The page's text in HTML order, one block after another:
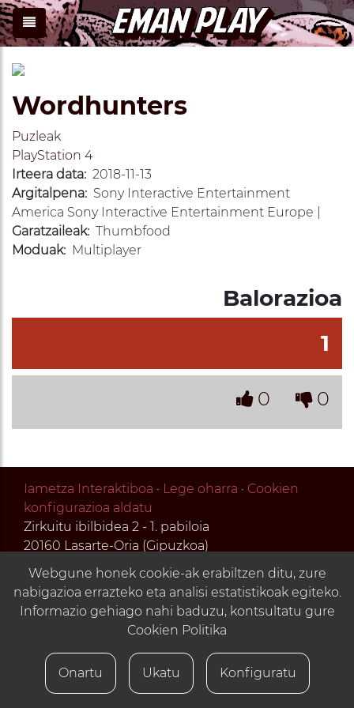
Wordhunters
Puzleak
PlayStation 4
Irteera data: 2018-11-13
Argitalpena: Sony Interactive Entertainment
America Sony Interactive Entertainment Europe |
Garatzaileak: Thumbfood
Moduak: Multiplayer
Balorazioa
1
0 0
Iametza Interaktiboa · Lege oharra · Cookien
konfigurazioa aldatu
Zirkuitu ibilbidea 2 - 1. pabiloia
20160 Lasarte-Oria (Gipuzkoa)
T (+34) 943 376 716
kaixo@iametza.eus
Webgune honek cookie-ak erabiltzen ditu, zure
nabigazioa errazteko eta analisi estatistikoak egiteko.
Informazio gehiago nahi baduzu, kontsultatu gure
Cookien Politika
Onartu Ukatu Konfiguratu